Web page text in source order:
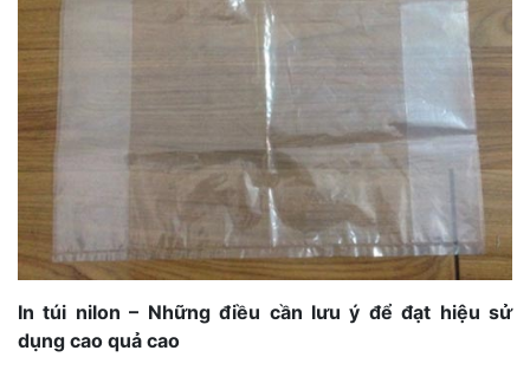
In túi nilon – Những điều cần lưu ý để đạt hiệu sử
dụng cao quả cao